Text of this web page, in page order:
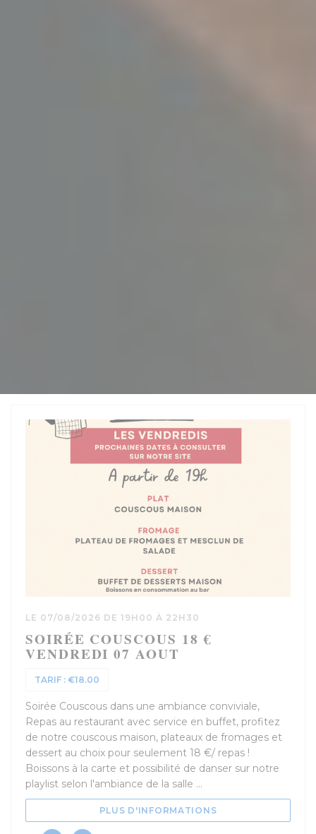
LE 07/08/2026 DE 19H00 À 22H30
SOIRÉE COUSCOUS 18 €
VENDREDI 07 AOUT
TARIF : €18.00
Soirée Couscous dans une ambiance conviviale,
Repas au restaurant avec service en buffet, profitez
de notre couscous maison, plateaux de fromages et
dessert au choix pour seulement 18 €/ repas !
Boissons à la carte et possibilité de danser sur notre
playlist selon l'ambiance de la salle ...
PLUS D'INFORMATIONS((OUVRE UNE